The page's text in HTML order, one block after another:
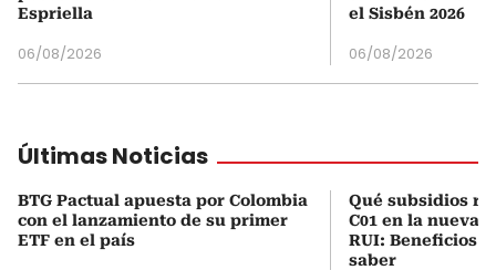
Espriella
06/08/2026
el Sisbén 2026
06/08/2026
Últimas Noticias
BTG Pactual apuesta por Colombia
con el lanzamiento de su primer
ETF en el país
Qué subsidios
C01 en la nueva
RUI: Beneficios
saber